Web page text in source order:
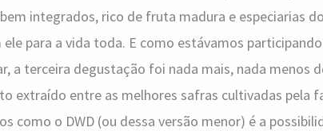
integrados, rico de fruta madura e especiarias
para a vida toda. E como estávamos
a terceira degustação foi nada mais, nada menos
extraído entre as melhores safras cultivadas pela
como o DWD (ou dessa versão menor) é a